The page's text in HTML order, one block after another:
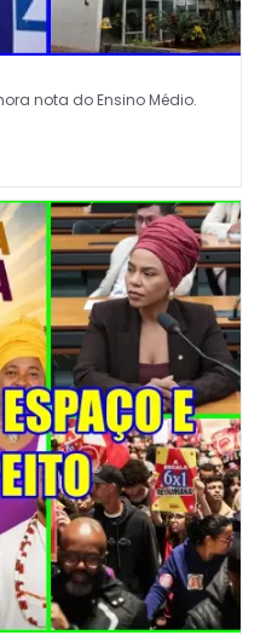
nota do Ensino Médio.